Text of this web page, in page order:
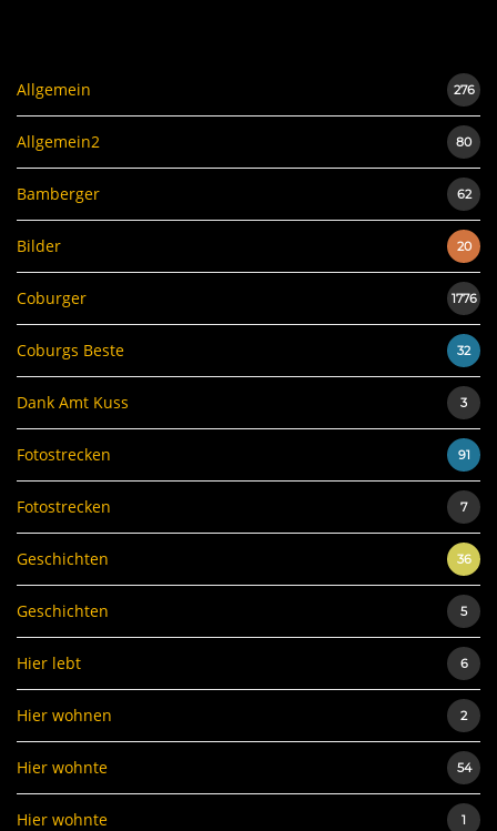
Allgemein 276
Allgemein2 80
Bamberger 62
Bilder 20
Coburger 1776
Coburgs Beste 32
Dank Amt Kuss 3
Fotostrecken 91
Fotostrecken 7
Geschichten 36
Geschichten 5
Hier lebt 6
Hier wohnen 2
Hier wohnte 54
Hier wohnte 1